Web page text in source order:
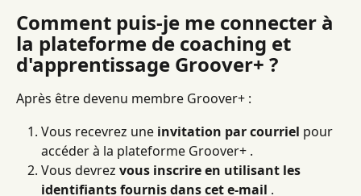
Comment puis-je me connecter à
la plateforme de coaching et
d'apprentissage Groover+ ?
Après être devenu membre Groover+ :
Vous recevrez une invitation par courriel pour
accéder à la plateforme Groover+ .
Vous devrez vous inscrire en utilisant les
identifiants fournis dans cet e-mail .